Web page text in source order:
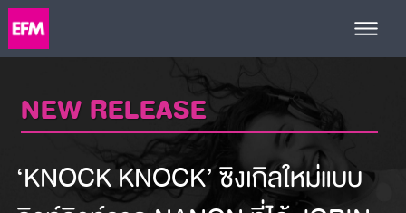
NEW RELEASE
‘KNOCK KNOCK’ ซิงเกิลใหม่แบบ